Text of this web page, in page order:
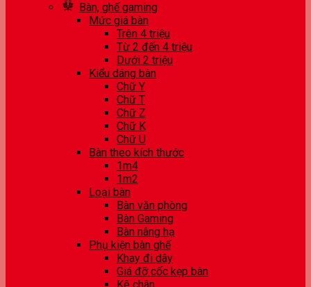
Bàn, ghế gaming
Mức giá bàn
Trên 4 triệu
Từ 2 đến 4 triệu
Dưới 2 triệu
Kiểu dáng bàn
Chữ Y
Chữ T
Chữ Z
Chữ K
Chữ U
Bàn theo kích thước
1m4
1m2
Loại bàn
Bàn văn phòng
Bàn Gaming
Bàn nâng hạ
Phụ kiện bàn ghế
Khay đi dây
Giá đỡ cốc kẹp bàn